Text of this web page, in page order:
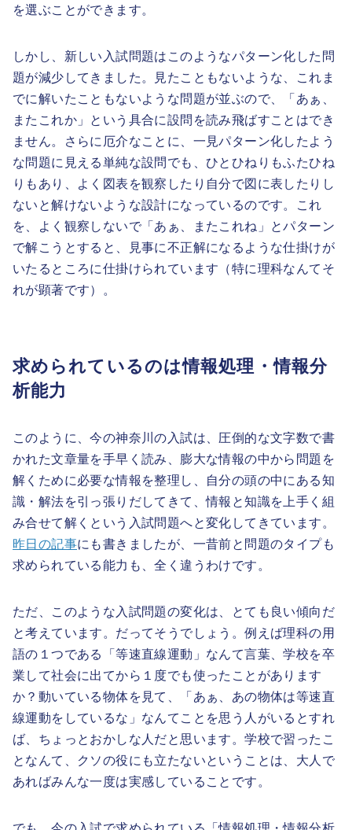
を選ぶことができます。
しかし、新しい入試問題はこのようなパターン化した問
題が減少してきました。見たこともないような、これま
でに解いたこともないような問題が並ぶので、「あぁ、
またこれか」という具合に設問を読み飛ばすことはでき
ません。さらに厄介なことに、一見パターン化したよう
な問題に見える単純な設問でも、ひとひねりもふたひね
りもあり、よく図表を観察したり自分で図に表したりし
ないと解けないような設計になっているのです。これ
を、よく観察しないで「あぁ、またこれね」とパターン
で解こうとすると、見事に不正解になるような仕掛けが
いたるところに仕掛けられています（特に理科なんてそ
れが顕著です）。
求められているのは情報処理・情報分
析能力
このように、今の神奈川の入試は、圧倒的な文字数で書
かれた文章量を手早く読み、膨大な情報の中から問題を
解くために必要な情報を整理し、自分の頭の中にある知
識・解法を引っ張りだしてきて、情報と知識を上手く組
み合せて解くという入試問題へと変化してきています。
昨日の記事にも書きましたが、一昔前と問題のタイプも
求められている能力も、全く違うわけです。
ただ、このような入試問題の変化は、とても良い傾向だ
と考えています。だってそうでしょう。例えば理科の用
語の１つである「等速直線運動」なんて言葉、学校を卒
業して社会に出てから１度でも使ったことがあります
か？動いている物体を見て、「あぁ、あの物体は等速直
線運動をしているな」なんてことを思う人がいるとすれ
ば、ちょっとおかしな人だと思います。学校で習ったこ
となんて、クソの役にも立たないということは、大人で
あればみんな一度は実感していることです。